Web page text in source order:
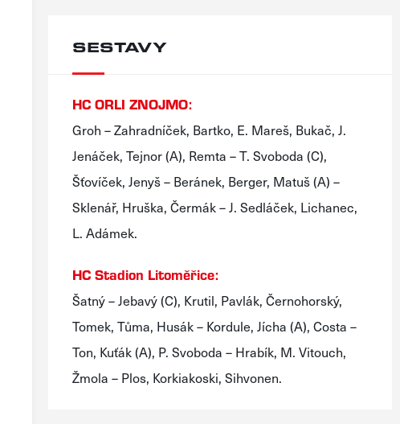
SESTAVY
HC ORLI ZNOJMO:
Groh – Zahradníček, Bartko, E. Mareš, Bukač, J.
Jenáček, Tejnor (A), Remta – T. Svoboda (C),
Šťovíček, Jenyš – Beránek, Berger, Matuš (A) –
Sklenář, Hruška, Čermák – J. Sedláček, Lichanec,
L. Adámek.
HC Stadion Litoměřice:
Šatný – Jebavý (C), Krutil, Pavlák, Černohorský,
Tomek, Tůma, Husák – Kordule, Jícha (A), Costa –
Ton, Kuťák (A), P. Svoboda – Hrabík, M. Vitouch,
Žmola – Plos, Korkiakoski, Sihvonen.